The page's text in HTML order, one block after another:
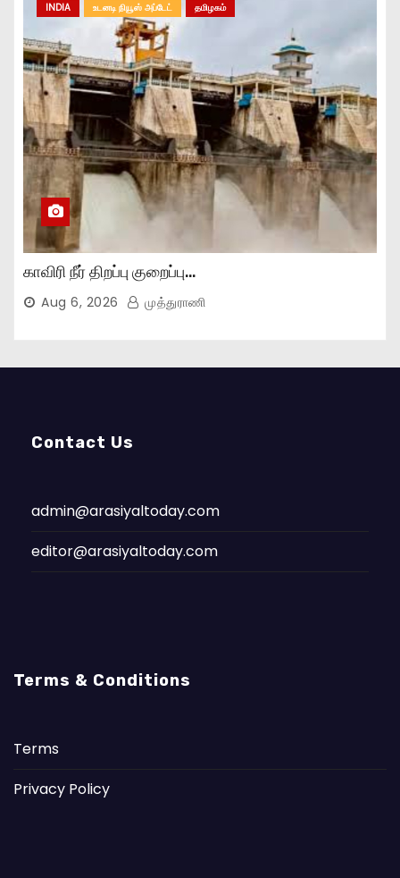
INDIA உடனடி நியூஸ் அப்டேட் தமிழகம்
காவிரி நீர் திறப்பு குறைப்பு…
Aug 6, 2026 முத்துராணி
Contact Us
admin@arasiyaltoday.com
editor@arasiyaltoday.com
Terms & Conditions
Terms
Privacy Policy